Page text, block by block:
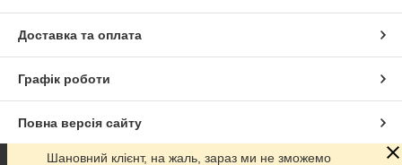
Доставка та оплата
Графік роботи
Повна версія сайту
Шановний клієнт, на жаль, зараз ми не зможемо